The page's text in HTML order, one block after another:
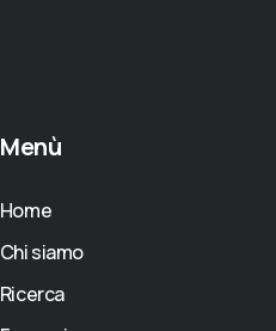
Menù
Home
Chi siamo
Ricerca